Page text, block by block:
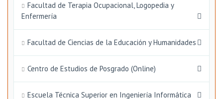
Facultad de Terapia Ocupacional, Logopedia y
Enfermería
Facultad de Ciencias de la Educación y Humanidades
Centro de Estudios de Posgrado (Online)
Escuela Técnica Superior en Ingeniería Informática